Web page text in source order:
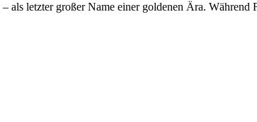
letzter großer Name einer goldenen Ära. Während